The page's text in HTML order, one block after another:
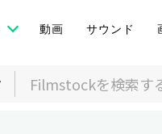
動画 サウンド